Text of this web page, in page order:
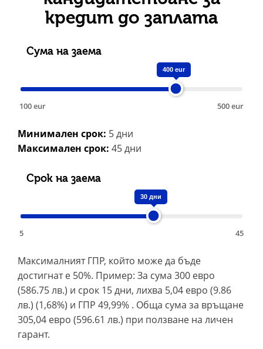
кредит до заплата
Сума на заема
100 eur 500 eur
400eur
Минимален
и
срок
на
Минимален срок: 5 дни
Максимален срок: 45 дни
Срок на заема
5 45
30 дни
Представителен
пример
за
изчисление
на
годишен
процент
на
Максималният ГПР, който може да бъде
достигнат e 50%. Пример: За сума 300 евро
(586.75 лв.) и срок 15 дни, лихва 5,04 евро (9.86
лв.) (1,68%) и ГПР 49,99% . Обща сума за връщане
305,04 евро (596.61 лв.) при ползване на личен
гарант.